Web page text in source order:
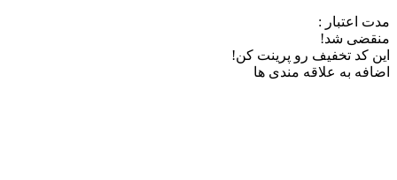
مدت اعتبار :
منقضی شد!
این کد تخفیف رو پرینت کن!
اضافه به علاقه مندی ها